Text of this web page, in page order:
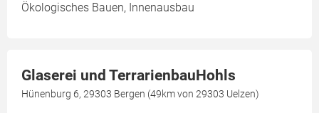
Ökologisches Bauen, Innenausbau
Glaserei und TerrarienbauHohls
Hünenburg 6, 29303 Bergen (49km von 29303 Uelzen)